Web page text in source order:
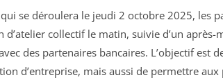
se déroulera le jeudi 2 octobre 2025, les
d’atelier collectif le matin, suivie d’un
des partenaires bancaires. L’objectif est
d’entreprise, mais aussi de permettre